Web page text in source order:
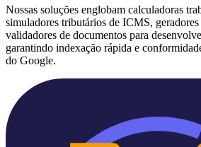
Nossas soluções englobam calculadoras
simuladores tributários de ICMS,
validadores de documentos para
garantindo indexação rápida e
do Google.